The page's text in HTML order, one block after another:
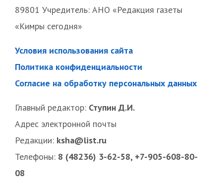
89801 Учредитель: АНО «Редакция газеты
«Кимры сегодня»
Условия использования сайта
Политика конфиденциальности
Согласие на обработку персональных данных
Главный редактор: Ступин Д.И.
Адрес электронной почты
Редакции: ksha@list.ru
Телефоны: 8 (48236) 3-62-58, +7-905-608-80-
08